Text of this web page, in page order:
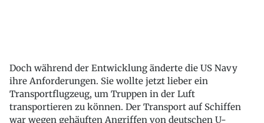
Doch während der Entwicklung änderte die US Navy
ihre Anforderungen. Sie wollte jetzt lieber ein
Transportflugzeug, um Truppen in der Luft
transportieren zu können. Der Transport auf Schiffen
war wegen gehäuften Angriffen von deutschen U-